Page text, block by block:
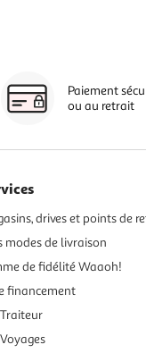
Paiement
ou au retrait
drives et points de
modes de livraison
de fidélité Waaoh!
financement